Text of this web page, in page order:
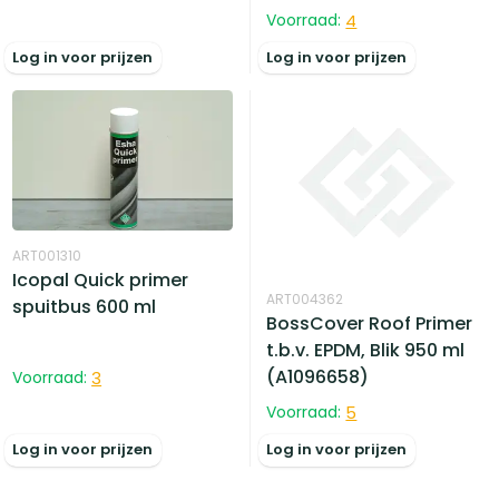
Log in voor prijzen
Voorraad: 4
Log in voor prijzen
ART001310
Icopal Quick primer
spuitbus 600 ml
Voorraad: 3
Log in voor prijzen
ART004362
BossCover Roof Primer
t.b.v. EPDM, Blik 950 ml
(A1096658)
Voorraad: 5
Log in voor prijzen